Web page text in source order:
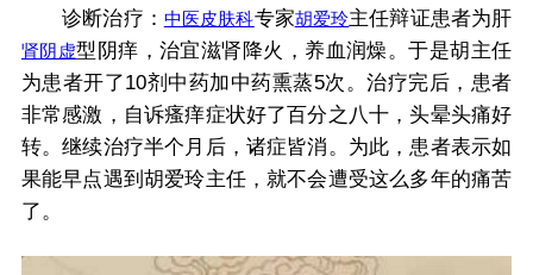
诊断治疗： 中医皮肤科专家胡爱玲主任辩证患者为肝
肾阴虚型阴痒，治宜滋肾降火，养血润燥。于是胡主任
为患者开了10剂中药加中药熏蒸5次。治疗完后，患者
非常感激，自诉瘙痒症状好了百分之八十，头晕头痛好
转。继续治疗半个月后，诸症皆消。为此，患者表示如
果能早点遇到胡爱玲主任，就不会遭受这么多年的痛苦
了。